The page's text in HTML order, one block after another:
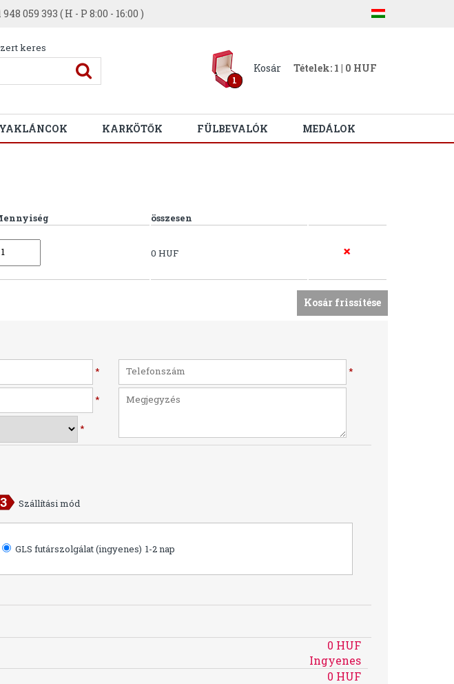
948 059 393 ( H - P 8:00 - 16:00 )
keres
1
Kosár Tételek: 1 | 0 HUF
KARKÖTŐK FÜLBEVALÓK MEDÁLOK
összesen
0 HUF
* *
*
*
Szállítási mód
GLS futárszolgálat (ingyenes) 1-2 nap
0 HUF
Ingyenes
0 HUF